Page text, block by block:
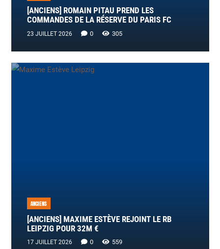
[ANCIENS] ROMAIN PITAU PREND LES
COMMANDES DE LA RÉSERVE DU PARIS FC
23 JUILLET 2026 0 305
ANCIENS
[ANCIENS] MAXIME ESTÈVE REJOINT LE RB
LEIPZIG POUR 32M €
17 JUILLET 2026 0 559